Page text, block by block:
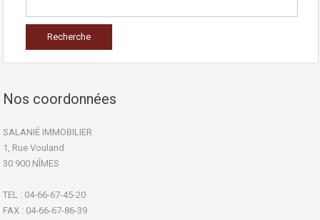
Nos coordonnées
SALANIÉ IMMOBILIER
1, Rue Vouland
30 900 NÎMES
TEL : 04-66-67-45-20
FAX : 04-66-67-86-39